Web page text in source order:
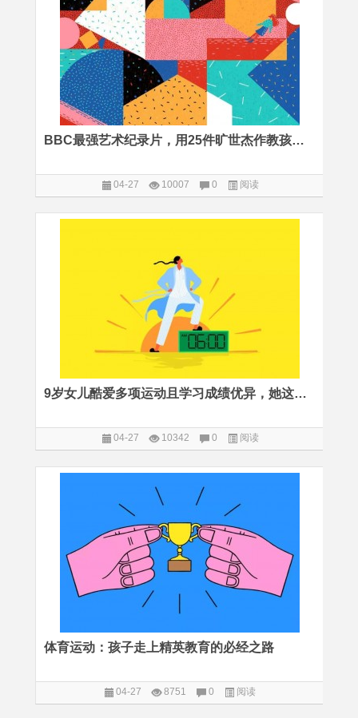
BBC最强艺术纪录片，用25件旷世杰作教孩子爱艺术爱生活
04-27 10007 0 阅读
9岁女儿酷爱多项运动且学习成绩优异，她这样引导孩子学业兴趣的平衡
04-27 10342 0 阅读
体育运动：孩子走上精英教育的必经之路
04-27 8751 0 阅读